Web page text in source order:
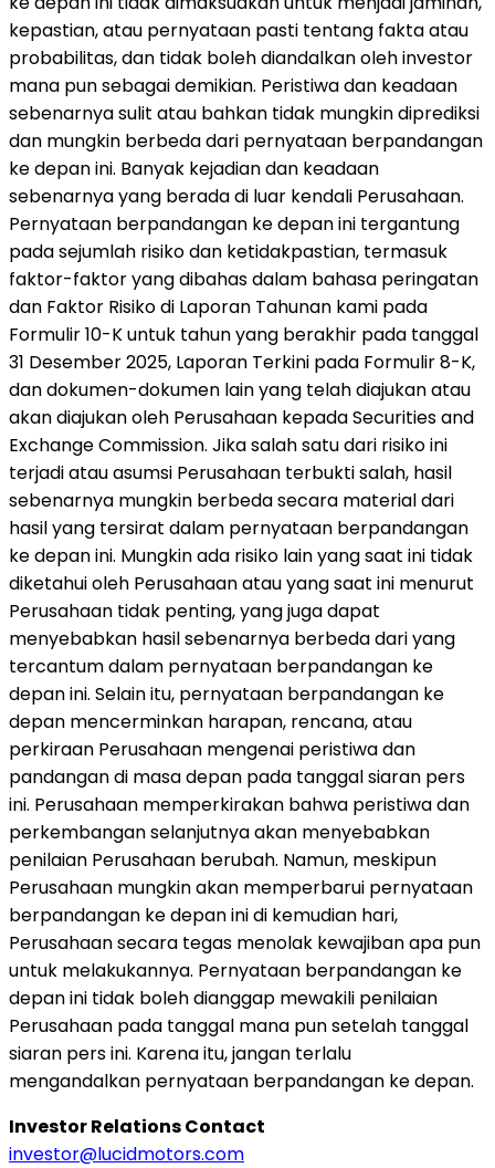
kepastian, atau pernyataan pasti tentang fakta atau
probabilitas, dan tidak boleh diandalkan oleh investor
mana pun sebagai demikian. Peristiwa dan keadaan
sebenarnya sulit atau bahkan tidak mungkin diprediksi
dan mungkin berbeda dari pernyataan berpandangan
ke depan ini. Banyak kejadian dan keadaan
sebenarnya yang berada di luar kendali Perusahaan.
Pernyataan berpandangan ke depan ini tergantung
pada sejumlah risiko dan ketidakpastian, termasuk
faktor-faktor yang dibahas dalam bahasa peringatan
dan Faktor Risiko di Laporan Tahunan kami pada
Formulir 10-K untuk tahun yang berakhir pada tanggal
31 Desember 2025, Laporan Terkini pada Formulir 8-K,
dan dokumen-dokumen lain yang telah diajukan atau
akan diajukan oleh Perusahaan kepada Securities and
Exchange Commission. Jika salah satu dari risiko ini
terjadi atau asumsi Perusahaan terbukti salah, hasil
sebenarnya mungkin berbeda secara material dari
hasil yang tersirat dalam pernyataan berpandangan
ke depan ini. Mungkin ada risiko lain yang saat ini tidak
diketahui oleh Perusahaan atau yang saat ini menurut
Perusahaan tidak penting, yang juga dapat
menyebabkan hasil sebenarnya berbeda dari yang
tercantum dalam pernyataan berpandangan ke
depan ini. Selain itu, pernyataan berpandangan ke
depan mencerminkan harapan, rencana, atau
perkiraan Perusahaan mengenai peristiwa dan
pandangan di masa depan pada tanggal siaran pers
ini. Perusahaan memperkirakan bahwa peristiwa dan
perkembangan selanjutnya akan menyebabkan
penilaian Perusahaan berubah. Namun, meskipun
Perusahaan mungkin akan memperbarui pernyataan
berpandangan ke depan ini di kemudian hari,
Perusahaan secara tegas menolak kewajiban apa pun
untuk melakukannya. Pernyataan berpandangan ke
depan ini tidak boleh dianggap mewakili penilaian
Perusahaan pada tanggal mana pun setelah tanggal
siaran pers ini. Karena itu, jangan terlalu
mengandalkan pernyataan berpandangan ke depan.
Investor Relations Contact
investor@lucidmotors.com